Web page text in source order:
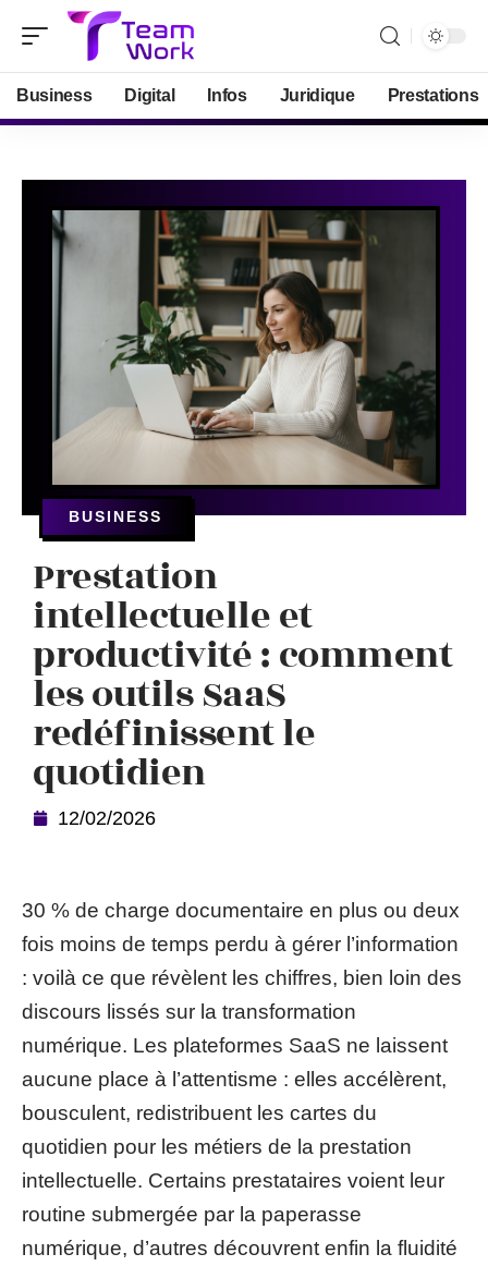
Business Digital Infos Juridique Prestations
BUSINESS
Prestation
intellectuelle et
productivité : comment
les outils SaaS
redéfinissent le
quotidien
12/02/2026
30 % de charge documentaire en plus ou deux
fois moins de temps perdu à gérer l’information
: voilà ce que révèlent les chiffres, bien loin des
discours lissés sur la transformation
numérique. Les plateformes SaaS ne laissent
aucune place à l’attentisme : elles accélèrent,
bousculent, redistribuent les cartes du
quotidien pour les métiers de la prestation
intellectuelle. Certains prestataires voient leur
routine submergée par la paperasse
numérique, d’autres découvrent enfin la fluidité